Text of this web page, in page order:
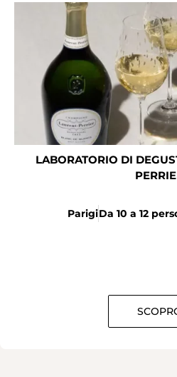
LABORATORIO DI
ParigiDa 10 a 12